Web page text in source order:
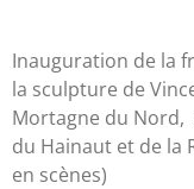
Inauguration de la
la sculpture de
Mortagne du Nord,
du Hainaut et de la
en scènes)